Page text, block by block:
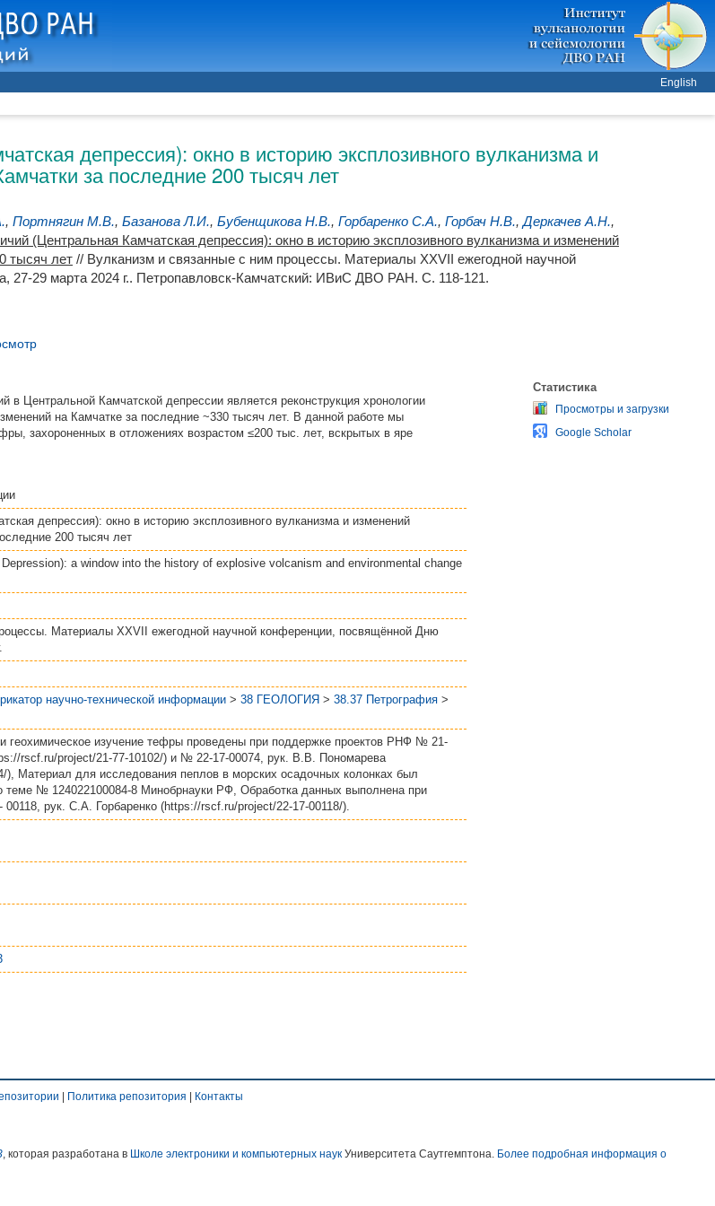
English
депрессия): окно в историю эксплозивного вулканизма и
за последние 200 тысяч лет
, Портнягин М.В., Базанова Л.И., Бубенщикова Н.В., Горбаренко С.А., Горбач Н.В.,Деркачев А.Н.,
(Центральная Камчатская депрессия): окно в историю эксплозивного вулканизма и изменений
тысяч лет // Вулканизм и связанные с ним процессы. Материалы XXVII ежегодной научной
27-29 марта 2024 г.. Петропавловск-Камчатский: ИВиС ДВО РАН. С. 118-121.
Центральной Камчатской депрессии является реконструкция хронологии
на Камчатке за последние ~330 тысяч лет. В данной работе мы
захороненных в отложениях возрастом ≤200 тыс. лет, вскрытых в яре
депрессия): окно в историю эксплозивного вулканизма и изменений
200 тысяч лет
a window into the history of explosive volcanism and environmental change
Материалы XXVII ежегодной научной конференции, посвящённой Дню
научно-технической информации > 38 ГЕОЛОГИЯ > 38.37 Петрография >
геохимическое изучение тефры проведены при поддержке проектов РНФ № 21-
rscf.ru/project/21-77-10102/) и № 22-17-00074, рук. В.В. Пономарева
), Материал для исследования пеплов в морских осадочных колонках был
теме № 124022100084-8 Минобрнауки РФ, Обработка данных выполнена при
рук. С.А. Горбаренко (https://rscf.ru/project/22-17-00118/).
Статистика
Просмотры и загрузки
Google Scholar
| Политика репозитория | Контакты
, которая разработана в Школе электроники и компьютерных наук Университета Саутгемптона. Более подробная информация о